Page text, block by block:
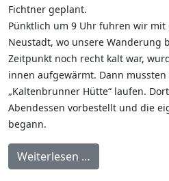
Fichtner geplant.
Pünktlich um 9 Uhr fuhren wir mit
Neustadt, wo unsere Wanderung
Zeitpunkt noch recht kalt war,
innen aufgewärmt. Dann
„Kaltenbrunner Hütte“ laufen.
Abendessen vorbestellt und die
begann.
Weiterlesen …